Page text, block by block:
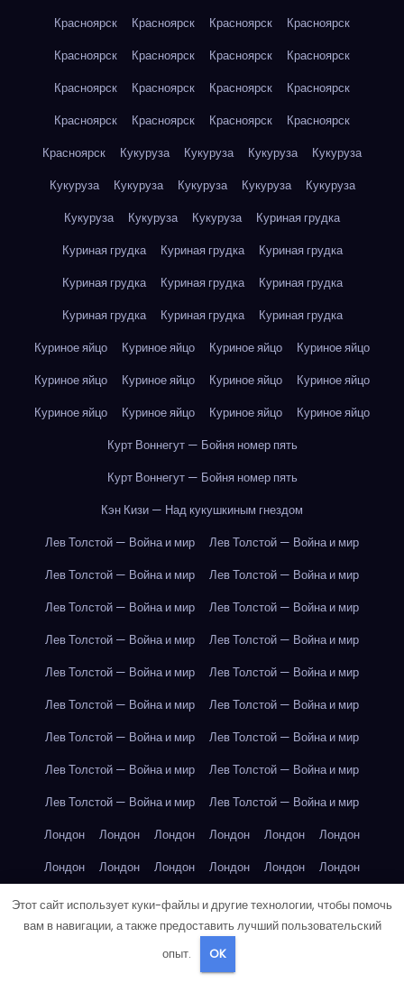
Красноярск
Красноярск Красноярск
Красноярск
Красноярск
Красноярск Красноярск
Красноярск
Красноярск
Красноярск Красноярск
Красноярск
Красноярск
Красноярск Красноярск
Красноярск
Красноярск
Кукуруза Кукуруза Кукуруза
Кукуруза
Кукуруза
Кукуруза Кукуруза Кукуруза
Кукуруза
Кукуруза
Кукуруза Кукуруза
Куриная грудка
Куриная грудка
Куриная грудка
Куриная грудка
Куриная грудка
Куриная грудка
Куриная грудка
Куриная грудка
Куриная грудка
Куриная грудка
Куриное яйцо
Куриное яйцо Куриное яйцо
Куриное яйцо
Куриное яйцо
Куриное яйцо Куриное яйцо
Куриное яйцо
Куриное яйцо
Куриное яйцо Куриное яйцо
Куриное яйцо
Курт Воннегут — Бойня номер пять
Курт Воннегут — Бойня номер пять
Кэн Кизи — Над кукушкиным гнездом
Лев Толстой — Война и мир
Лев Толстой — Война и мир
Лев Толстой — Война и мир
Лев Толстой — Война и мир
Лев Толстой — Война и мир
Лев Толстой — Война и мир
Лев Толстой — Война и мир
Лев Толстой — Война и мир
Лев Толстой — Война и мир
Лев Толстой — Война и мир
Лев Толстой — Война и мир
Лев Толстой — Война и мир
Лев Толстой — Война и мир
Лев Толстой — Война и мир
Лев Толстой — Война и мир
Лев Толстой — Война и мир
Лев Толстой — Война и мир
Лев Толстой — Война и мир
Лондон
Лондон Лондон Лондон Лондон
Лондон
Лондон
Лондон Лондон Лондон Лондон
Лондон
Лондон
Лондон Лондон Лондон Лондон
Лондон
Лондон
Лондон Лондон Лондон
Лос-Анджелес
Этот сайт использует куки-файлы и другие технологии, чтобы помочь
вам в навигации, а также предоставить лучший пользовательский
опыт.
OK